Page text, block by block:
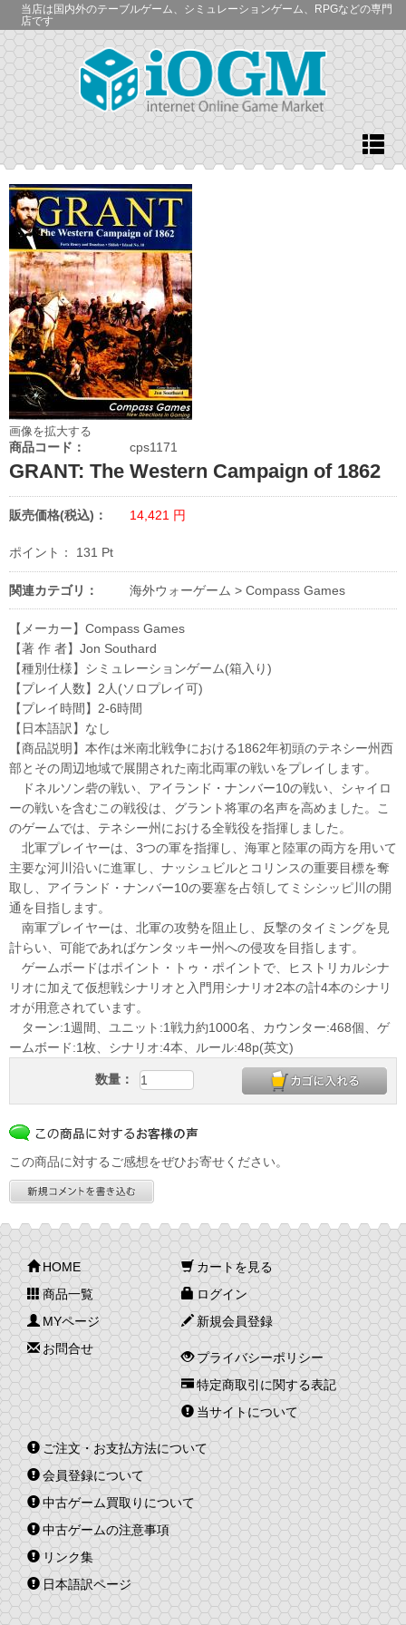
当店は国内外のテーブルゲーム、シミュレーションゲーム、RPGなどの専門
店です
画像を拡大する
商品コード： cps1171
GRANT: The Western Campaign of 1862
販売価格(税込)： 14,421 円
ポイント： 131 Pt
関連カテゴリ： 海外ウォーゲーム > Compass Games
【メーカー】Compass Games
【著 作 者】Jon Southard
【種別仕様】シミュレーションゲーム(箱入り)
【プレイ人数】2人(ソロプレイ可)
【プレイ時間】2-6時間
【日本語訳】なし
【商品説明】本作は米南北戦争における1862年初頭のテネシー州西
部とその周辺地域で展開された南北両軍の戦いをプレイします。
ドネルソン砦の戦い、アイランド・ナンバー10の戦い、シャイロ
ーの戦いを含むこの戦役は、グラント将軍の名声を高めました。こ
のゲームでは、テネシー州における全戦役を指揮しました。
北軍プレイヤーは、3つの軍を指揮し、海軍と陸軍の両方を用いて
主要な河川沿いに進軍し、ナッシュビルとコリンスの重要目標を奪
取し、アイランド・ナンバー10の要塞を占領してミシシッピ川の開
通を目指します。
南軍プレイヤーは、北軍の攻勢を阻止し、反撃のタイミングを見
計らい、可能であればケンタッキー州への侵攻を目指します。
ゲームボードはポイント・トゥ・ポイントで、ヒストリカルシナ
リオに加えて仮想戦シナリオと入門用シナリオ2本の計4本のシナリ
オが用意されています。
ターン:1週間、ユニット:1戦力約1000名、カウンター:468個、ゲ
ームボード:1枚、シナリオ:4本、ルール:48p(英文)
数量：
この商品に対するご感想をぜひお寄せください。
HOME
商品一覧
MYページ
お問合せ
カートを見る
ログイン
新規会員登録
プライバシーポリシー
特定商取引に関する表記
当サイトについて
ご注文・お支払方法について
会員登録について
中古ゲーム買取りについて
中古ゲームの注意事項
リンク集
日本語訳ページ